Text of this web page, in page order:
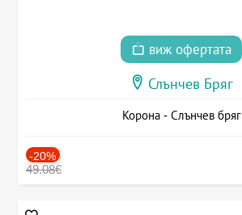
виж офертата
Слънчев Бряг
Корона - Слънчев бряг
-20%
49.08€